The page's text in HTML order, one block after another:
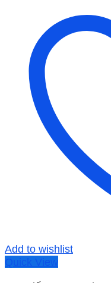
Add to wishlist
Quick View